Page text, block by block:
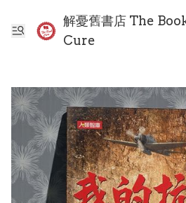
解憂舊書店 The
Cure